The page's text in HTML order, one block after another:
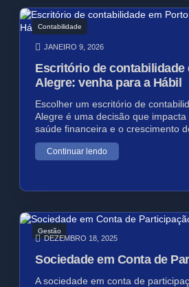
Contabilidade
JANEIRO 9, 2026
Escritório de contabilidade
Alegre: venha para a Hábil
Escolher um escritório de
Alegre é uma decisão que
saúde financeira e o crescimento
Continuar lendo
Gestão
DEZEMBRO 18, 2025
Sociedade em Conta de
A sociedade em conta de